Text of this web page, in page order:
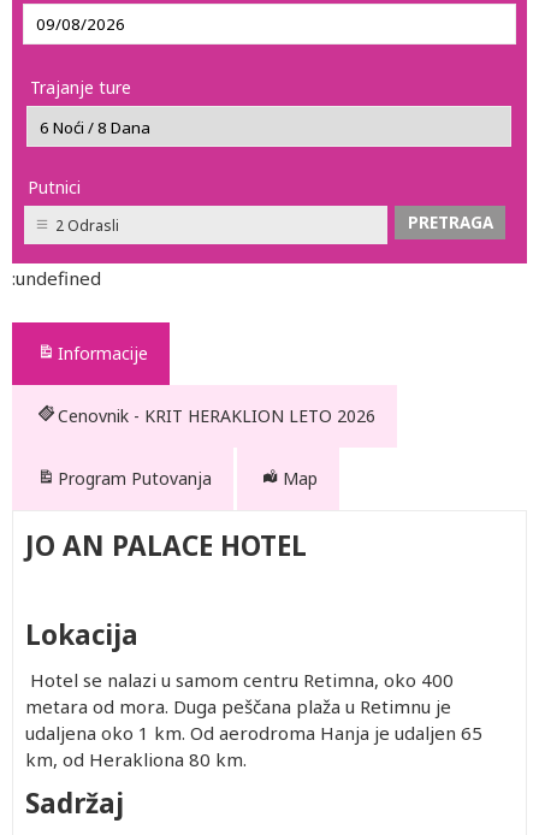
Trajanje ture
Putnici
2 Odrasli
:undefined
Informacije
Cenovnik - KRIT HERAKLION LETO 2026
Program Putovanja Map
JO AN PALACE HOTEL
Lokacija
Hotel se nalazi u samom centru Retimna, oko 400
metara od mora. Duga peščana plaža u Retimnu je
udaljena oko 1 km. Od aerodroma Hanja je udaljen 65
km, od Herakliona 80 km.
Sadržaj